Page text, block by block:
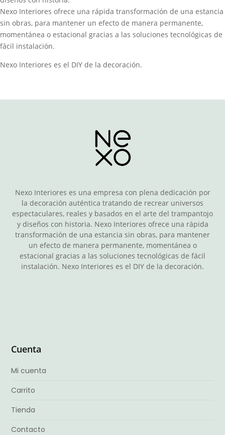
Nexo Interiores ofrece una rápida transformación de una estancia
sin obras, para mantener un efecto de manera permanente,
momentánea o estacional gracias a las soluciones tecnológicas de
fácil instalación.
Nexo Interiores es el DIY de la decoración.
Nexo Interiores es una empresa con plena dedicación por
la decoración auténtica tratando de recrear universos
espectaculares, reales y basados en el arte del trampantojo
y diseños con historia. Nexo Interiores ofrece una rápida
transformación de una estancia sin obras, para mantener
un efecto de manera permanente, momentánea o
estacional gracias a las soluciones tecnológicas de fácil
instalación. Nexo Interiores es el DIY de la decoración.
Cuenta
Mi cuenta
Carrito
Tienda
Contacto